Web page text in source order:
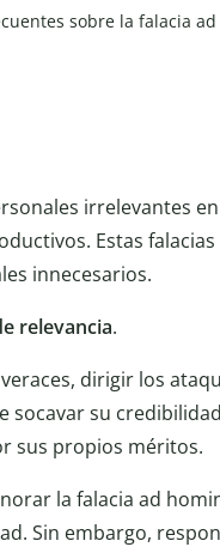
sobre la falacia ad
irrelevantes
Estas falacias
innecesarios.
relevancia.
dirigir los
socavar su
sus propios méritos.
la falacia ad
Sin embargo,